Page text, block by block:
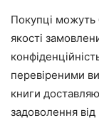
Покупці можуть
якості
перевіреними
книги
задоволення